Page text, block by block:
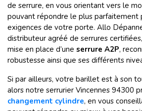
de serrure, en vous orientant vers le
pouvant répondre le plus parfaitement
exigences de votre porte. Allo
distributeur agréé de serrures
mise en place d’une serrure A2P,
robustesse ainsi que ses différents
Si par ailleurs, votre barillet est à son
alors notre serrurier Vincennes 94300
changement cylindre, en vous